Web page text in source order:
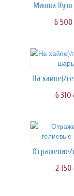
Мишка Кузя
6 500
6 310
2 150